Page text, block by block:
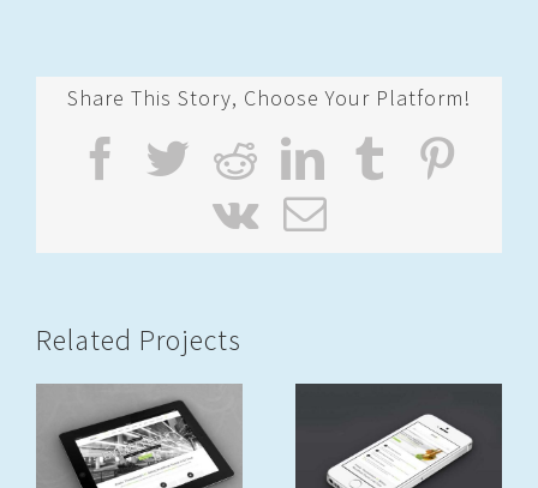
Share This Story, Choose Your Platform!
Facebook
Twitter
RedditLinkedIn
Tumblr
Vk Email
Related Projects